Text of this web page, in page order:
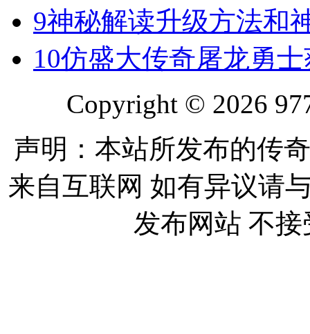
9神秘解读升级方法和
10仿盛大传奇屠龙勇
Copyright © 2026
声明：本站所发布的传
来自互联网 如有异议请
发布网站 不